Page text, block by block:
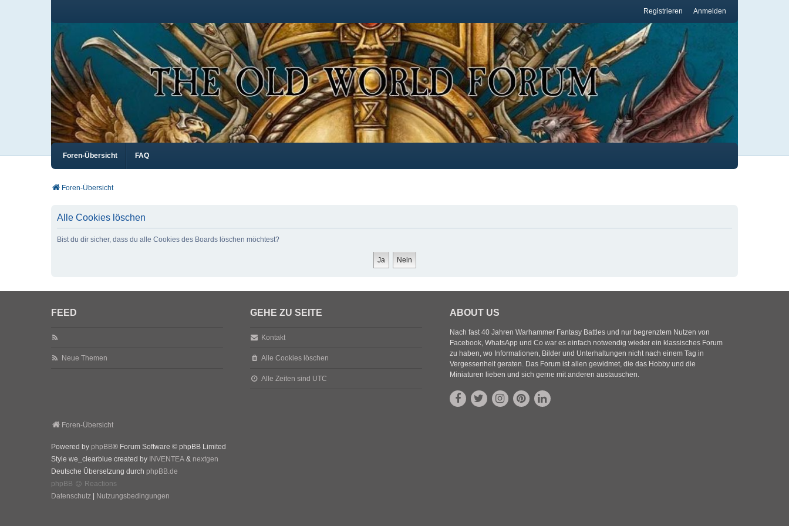
Anmelden
Registrieren
Foren-Übersicht FAQ
Foren-Übersicht
Alle Cookies löschen
Bist du dir sicher, dass du alle Cookies des Boards löschen möchtest?
FEED
Neue Themen
GEHE ZU SEITE
Kontakt
Alle Cookies löschen
Alle Zeiten sind UTC
ABOUT US
Nach fast 40 Jahren Warhammer Fantasy Battles und nur begrenztem Nutzen von
Facebook, WhatsApp und Co war es einfach notwendig wieder ein klassisches Forum
zu haben, wo Informationen, Bilder und Unterhaltungen nicht nach einem Tag in
Vergessenheit geraten. Das Forum ist allen gewidmet, die das Hobby und die
Miniaturen lieben und sich gerne mit anderen austauschen.
Foren-Übersicht
Powered by phpBB® Forum Software © phpBB Limited
Style we_clearblue created by INVENTEA & nextgen
Deutsche Übersetzung durch phpBB.de
phpBB
Reactions
Datenschutz
Nutzungsbedingungen